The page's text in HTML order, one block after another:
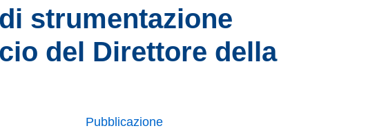
strumentazione
del Direttore della
Pubblicazione